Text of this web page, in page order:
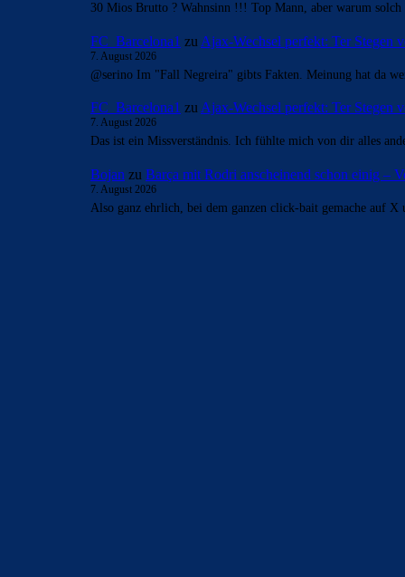
30 Mios Brutto ? Wahnsinn !!! Top Mann, aber warum solch
FC_Barcelona1 zu Ajax-Wechsel perfekt: Ter Stegen
7. August 2026
@serino Im "Fall Negreira" gibts Fakten. Meinung hat da
FC_Barcelona1 zu Ajax-Wechsel perfekt: Ter Stegen
7. August 2026
Das ist ein Missverständnis. Ich fühlte mich von dir alles
Bojan zu Barça mit Rodri anscheinend schon einig –
7. August 2026
Also ganz ehrlich, bei dem ganzen click-bait gemache auf X